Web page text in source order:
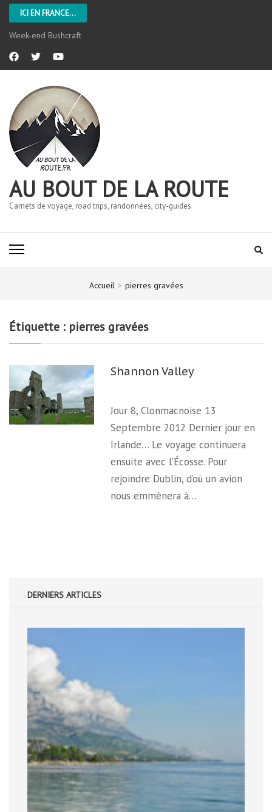
ICI EN FRANCE...
Week-end Bushcraft
AU BOUT DE LA ROUTE
Carnets de voyage, road trips, randonnées, city-guides
Accueil > pierres gravées
Étiquette : pierres gravées
Shannon Valley
Jour 8, Clonmacnoise 13
Septembre 2012 Dernier jour en
Irlande… Le voyage continuera
ensuite avec l’Écosse. Pour
rejoindre Dublin, d’où un avion
nous emmènera à…
DERNIERS ARTICLES